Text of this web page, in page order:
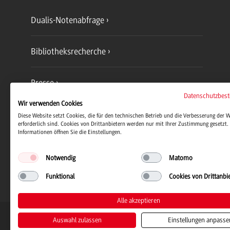
Dualis-Notenabfrage
Bibliotheksrecherche
Presse
Jobs und Karriere
Duale Hochschule Baden-
© 2026 Duale Hochschule Baden-
Wir verwenden Cookies
Diese Website setzt Cookies, die für den technischen Betrieb und die Verbesserung der
erforderlich sind. Cookies von Drittanbietern werden nur mit Ihrer Zustimmung gesetzt.
Informationen öffnen Sie die Einstellungen.
Notwendig Matomo
Funktional Cookies von
Alle akzeptieren
Auswahl zulassen Einstellungen